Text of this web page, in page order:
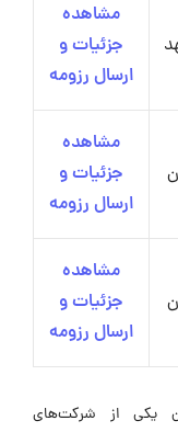
مشاهده
جزئیات و
ارسال رزومه
مشاهده
جزئیات و
ارسال رزومه
مشاهده
جزئیات و
ارسال رزومه
یکی از شرکت‌های